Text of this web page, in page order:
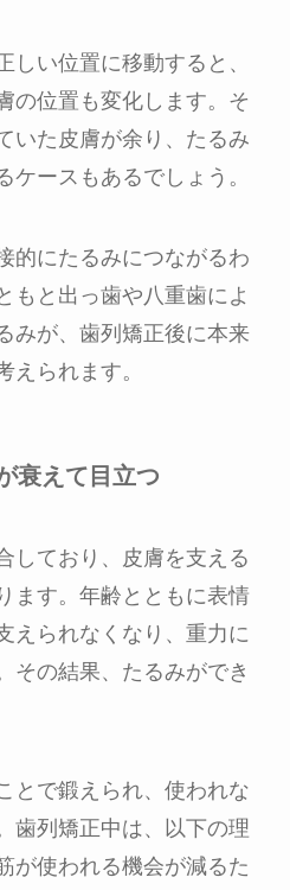
しい位置に移動すると、
の位置も変化します。そ
いた皮膚が余り、たるみ
ケースもあるでしょう。
的にたるみにつながるわ
もと出っ歯や八重歯によ
みが、歯列矯正後に本来
えられます。
衰えて目立つ
しており、皮膚を支える
ます。年齢とともに表情
えられなくなり、重力に
その結果、たるみができ
とで鍛えられ、使われな
歯列矯正中は、以下の理
が使われる機会が減るた